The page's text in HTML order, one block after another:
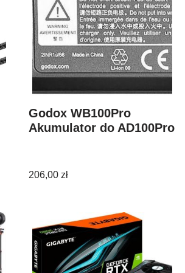
Godox WB100Pro
Akumulator do AD100Pro
206,00 zł